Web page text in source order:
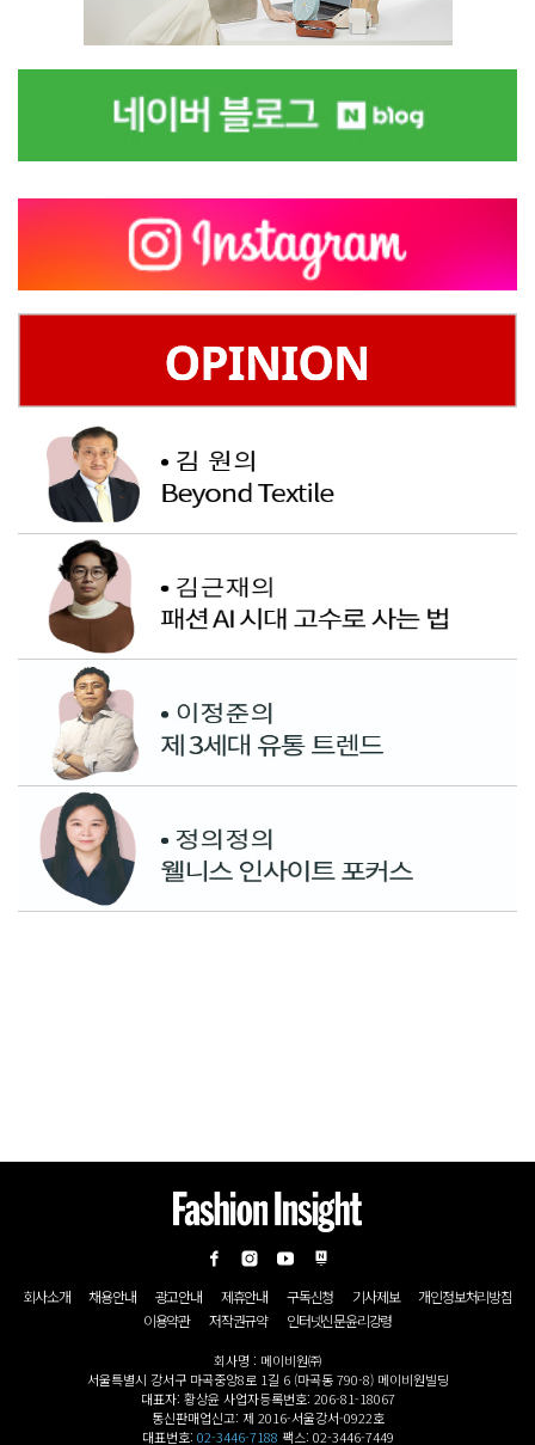
회사소개 채용안내 광고안내 제휴안내 구독신청 기사제보
개인정보처리방침
이용약관
저작권규약 인터넷신문윤리강령
회사명 : 메이비원㈜
서울특별시 강서구 마곡중앙8로 1길 6 (마곡동 790-8) 메이비원빌딩
대표자: 황상윤 사업자등록번호: 206-81-18067
통신판매업신고: 제 2016-서울강서-0922호
대표번호: 02-3446-7188 팩스: 02-3446-7449